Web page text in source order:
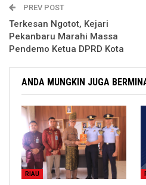
PREV POST
Terkesan Ngotot, Kejari
Pekanbaru Marahi Massa
Pendemo Ketua DPRD Kota
ANDA MUNGKIN JUGA
RIAU